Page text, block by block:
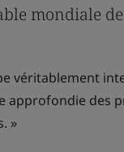
mondiale
véritablement
approfondie des
»